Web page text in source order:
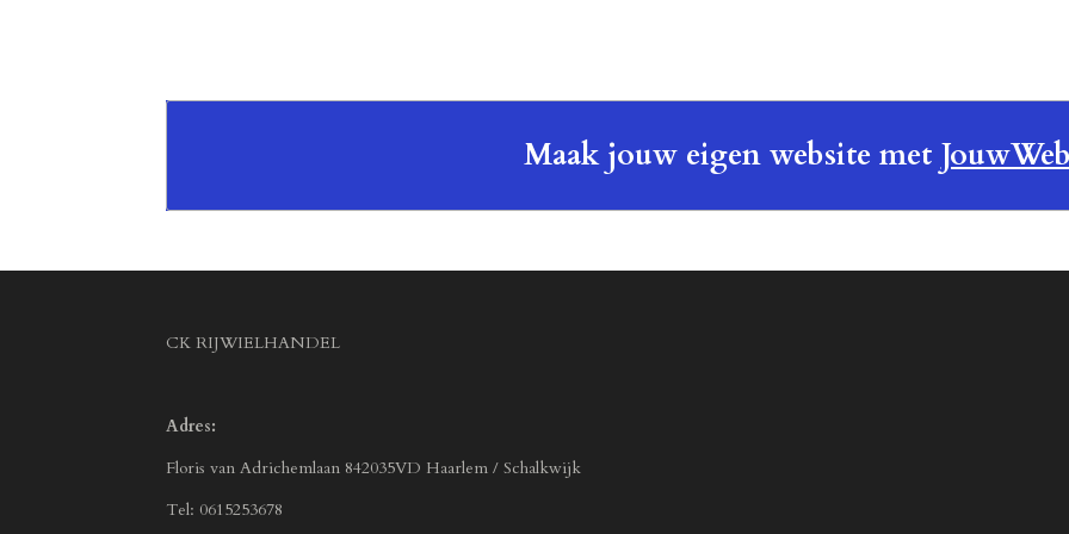
Maak jouw eigen website met
CK RIJWIELHANDEL
Adres:
Floris van Adrichemlaan 842035VD Haarlem / Schalkwijk
Tel: 0615253678